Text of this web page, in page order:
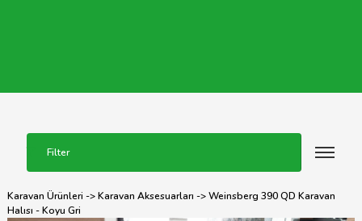
Filter
Karavan Ürünleri ->Karavan Aksesuarları -> Weinsberg 390 QD Karavan
Halısı - Koyu Gri